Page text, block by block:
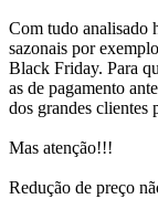
Com tudo analisado
sazonais por
Black Friday. Para
as de pagamento
dos grandes clientes
Mas atenção!!!
Redução de preço